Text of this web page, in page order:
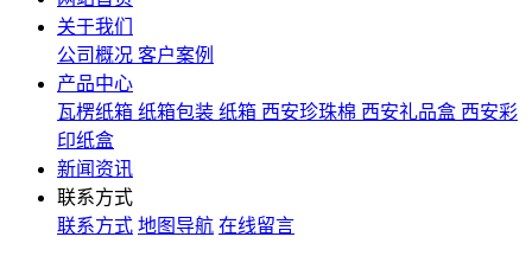
关于我们
公司概况 客户案例
产品中心
瓦楞纸箱 纸箱包装 纸箱 西安珍珠棉 西安礼品盒 西安彩
印纸盒
新闻资讯
联系方式
联系方式 地图导航 在线留言